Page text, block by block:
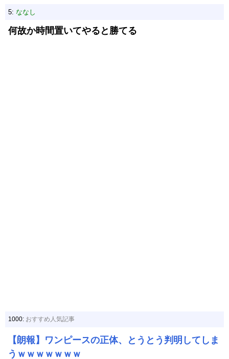
5: ななし
何故か時間置いてやると勝てる
1000: おすすめ人気記事
【朗報】ワンピースの正体、とうとう判明してしま
うｗｗｗｗｗｗｗ